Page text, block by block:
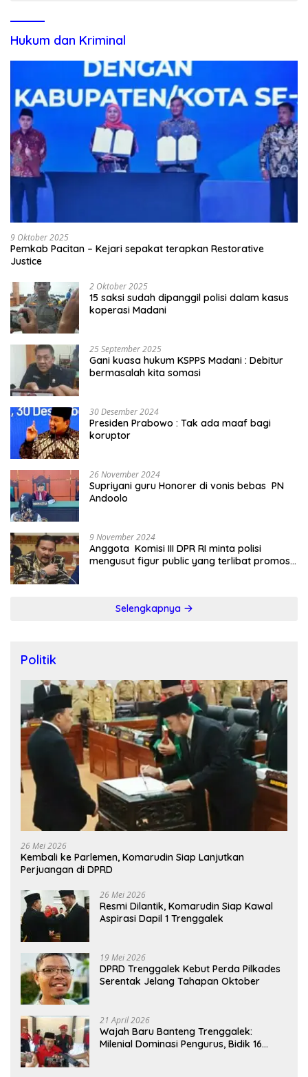
Hukum dan Kriminal
9 Oktober 2025
Pemkab Pacitan – Kejari sepakat terapkan Restorative
Justice
2 Oktober 2025
15 saksi sudah dipanggil polisi dalam kasus
koperasi Madani
25 September 2025
Gani kuasa hukum KSPPS Madani : Debitur
bermasalah kita somasi
30 Desember 2024
Presiden Prabowo : Tak ada maaf bagi
koruptor
26 November 2024
Supriyani guru Honorer di vonis bebas PN
Andoolo
9 November 2024
Anggota Komisi III DPR RI minta polisi
mengusut figur public yang terlibat promosi
Selengkapnya
Politik
26 Mei 2026
Kembali ke Parlemen, Komarudin Siap Lanjutkan
Perjuangan di DPRD
26 Mei 2026
Resmi Dilantik, Komarudin Siap Kawal
Aspirasi Dapil 1 Trenggalek
19 Mei 2026
DPRD Trenggalek Kebut Perda Pilkades
Serentak Jelang Tahapan Oktober
21 April 2026
Wajah Baru Banteng Trenggalek:
Milenial Dominasi Pengurus, Bidik 16